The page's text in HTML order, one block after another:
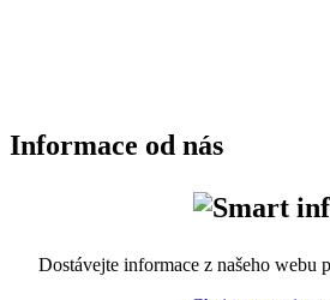
Informace od nás
Dostávejte informace z našeho webu